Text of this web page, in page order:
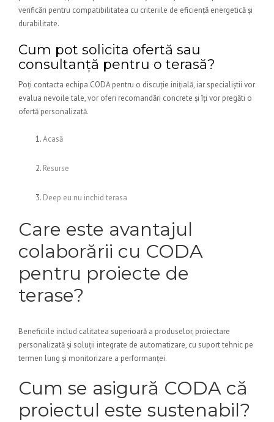
verificări pentru compatibilitatea cu criteriile de eficiență energetică și
durabilitate.
Cum pot solicita ofertă sau
consultanță pentru o terasă?
Poți contacta echipa CODA pentru o discuție inițială, iar specialiștii vor
evalua nevoile tale, vor oferi recomandări concrete și îți vor pregăti o
ofertă personalizată.
Acasă
Resurse
Deep eu nu inchid terasa
Care este avantajul
colaborării cu CODA
pentru proiecte de
terase?
Beneficiile includ calitatea superioară a produselor, proiectare
personalizată și soluții integrate de automatizare, cu suport tehnic pe
termen lung și monitorizare a performanței.
Cum se asigură CODA că
proiectul este sustenabil?